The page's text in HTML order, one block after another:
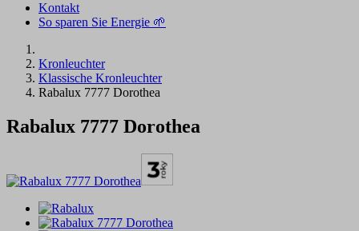
Kontakt
So sparen Sie Energie 🌱
Kronleuchter
Klassische Kronleuchter
Rabalux 7777 Dorothea
Rabalux 7777 Dorothea